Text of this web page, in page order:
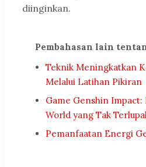
diinginkan.
Pembahasan lain
Teknik Meningkatkan
Melalui Latihan Pikiran
Game Genshin
World yang Tak
Pemanfaatan Energi